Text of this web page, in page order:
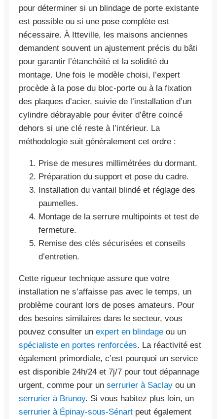
pour déterminer si un blindage de porte existante
est possible ou si une pose complète est
nécessaire. À Itteville, les maisons anciennes
demandent souvent un ajustement précis du bâti
pour garantir l’étanchéité et la solidité du
montage. Une fois le modèle choisi, l’expert
procède à la pose du bloc-porte ou à la fixation
des plaques d’acier, suivie de l’installation d’un
cylindre débrayable pour éviter d’être coincé
dehors si une clé reste à l’intérieur. La
méthodologie suit généralement cet ordre :
Prise de mesures millimétrées du dormant.
Préparation du support et pose du cadre.
Installation du vantail blindé et réglage des
paumelles.
Montage de la serrure multipoints et test de
fermeture.
Remise des clés sécurisées et conseils
d’entretien.
Cette rigueur technique assure que votre
installation ne s’affaisse pas avec le temps, un
problème courant lors de poses amateurs. Pour
des besoins similaires dans le secteur, vous
pouvez consulter un expert en blindage ou un
spécialiste en portes renforcées. La réactivité est
également primordiale, c’est pourquoi un service
est disponible 24h/24 et 7j/7 pour tout dépannage
urgent, comme pour un serrurier à Saclay ou un
serrurier à Brunoy. Si vous habitez plus loin, un
serrurier à Épinay-sous-Sénart peut également